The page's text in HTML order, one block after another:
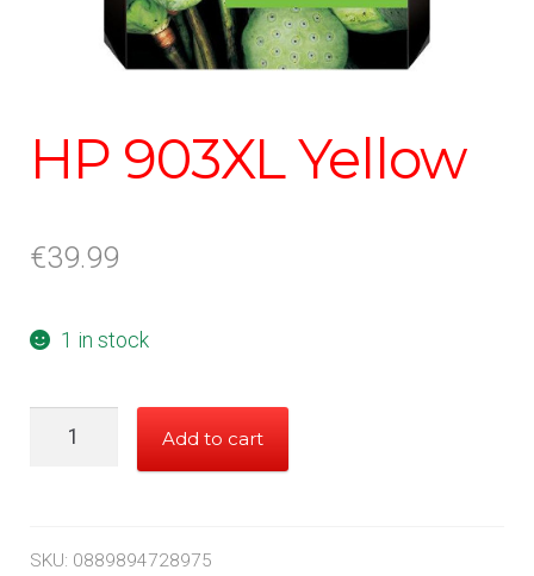
HP 903XL Yellow
€39.99
1 in stock
Add to cart
SKU: 0889894728975